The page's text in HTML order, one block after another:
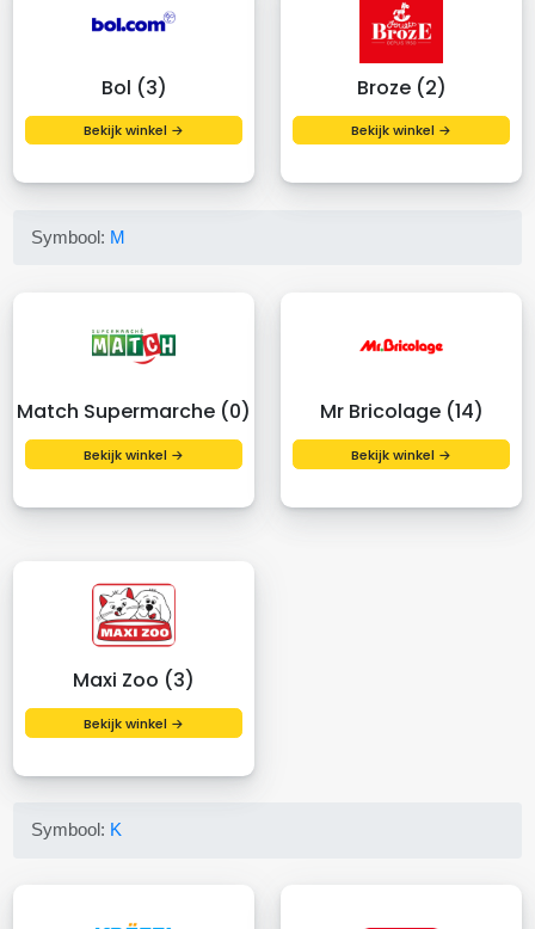
Bol (3)
Bekijk winkel →
Broze (2)
Bekijk winkel →
Symbool: M
Match Supermarche (0)
Bekijk winkel →
Mr Bricolage (14)
Bekijk winkel →
Maxi Zoo (3)
Bekijk winkel →
Symbool: K